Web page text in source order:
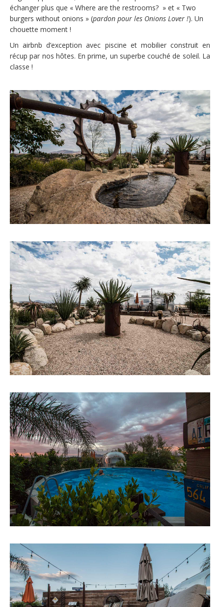
échanger plus que « Where are the restrooms? » et « Two
burgers without onions » (pardon pour les Onions Lover !). Un
chouette moment !
Un airbnb d’exception avec piscine et mobilier construit en
récup par nos hôtes. En prime, un superbe couché de soleil. La
classe !